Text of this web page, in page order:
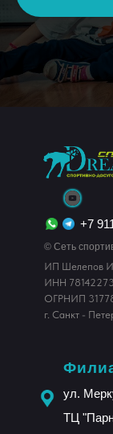
ул.
ТЦ
© Сеть
ИП Шелепов
ИНН
ОГРНИП
г. Санкт -
+7